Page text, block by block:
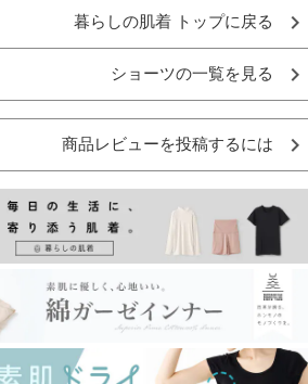
暮らしの肌着 トップに戻る
ショーツの一覧を見る
商品レビューを投稿するには